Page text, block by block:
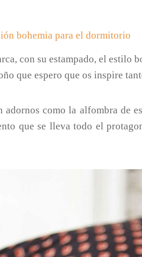
con su estampado, el estilo
que espero que os inspire
como la alfombra de
que se lleva todo el